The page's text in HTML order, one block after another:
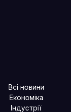
Всі новини
Економіка
Індустрії